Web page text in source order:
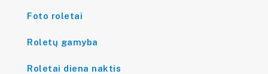
Foto roletai
Roletų gamyba
Roletai diena naktis